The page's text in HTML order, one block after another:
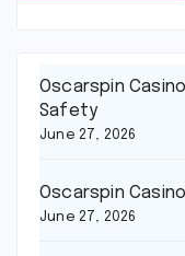
Oscarspin
Safety
June 27, 2026
Oscarspin
June 27, 2026